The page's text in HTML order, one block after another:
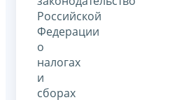
Российской
Федерации
о
налогах
и
сборах